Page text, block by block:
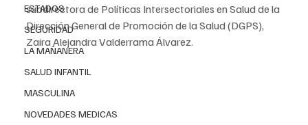
ESTADOS
SEGURIDAD
LA MAÑANERA
SALUD INFANTIL
MASCULINA
NOVEDADES MEDICAS
subdirectora de Políticas Intersectoriales en Salud de la
Dirección General de Promoción de la Salud (DGPS),
Zaira Alejandra Valderrama Álvarez.